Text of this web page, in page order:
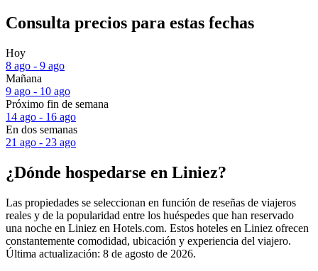
Consulta precios para estas fechas
Hoy
8 ago - 9 ago
Mañana
9 ago - 10 ago
Próximo fin de semana
14 ago - 16 ago
En dos semanas
21 ago - 23 ago
¿Dónde hospedarse en Liniez?
Las propiedades se seleccionan en función de reseñas de viajeros
reales y de la popularidad entre los huéspedes que han reservado
una noche en Liniez en Hotels.com. Estos hoteles en Liniez ofrecen
constantemente comodidad, ubicación y experiencia del viajero.
Última actualización: 8 de agosto de 2026.